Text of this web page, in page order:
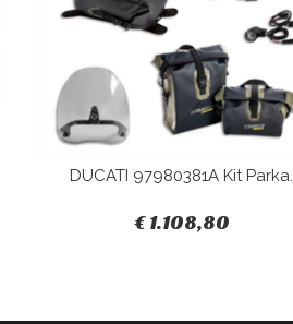
DUCATI 97980381A Kit Parka.
€ 1.108,80